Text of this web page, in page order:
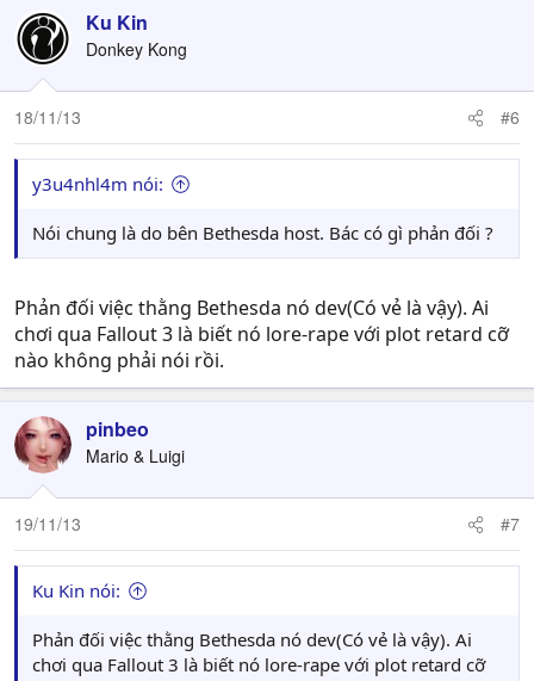
Ku Kin
Donkey Kong
18/11/13 #6
y3u4nhl4m nói:
Nói chung là do bên Bethesda host. Bác có gì phản đối ?
Phản đối việc thằng Bethesda nó dev(Có vẻ là vậy). Ai
chơi qua Fallout 3 là biết nó lore-rape với plot retard cỡ
nào không phải nói rồi.
pinbeo
Mario & Luigi
19/11/13 #7
Ku Kin nói:
Phản đối việc thằng Bethesda nó dev(Có vẻ là vậy). Ai
chơi qua Fallout 3 là biết nó lore-rape với plot retard cỡ